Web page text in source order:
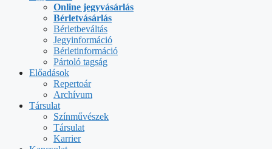
Online jegyvásárlás
Bérletvásárlás
Bérletbeváltás
Jegyinformáció
Bérletinformáció
Pártoló tagság
Előadások
Repertoár
Archívum
Társulat
Színművészek
Társulat
Karrier